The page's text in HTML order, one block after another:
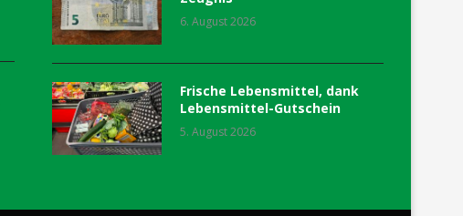
6. August 2026
Frische Lebensmittel, dank
Lebensmittel-Gutschein
5. August 2026